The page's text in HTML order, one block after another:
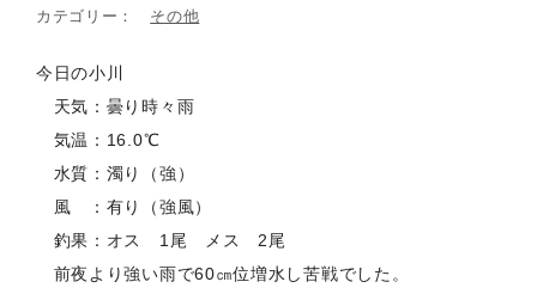
カテゴリー：
その他
今日の小川
天気：曇り時々雨
気温：16.0℃
水質：濁り（強）
風 ：有り（強風）
釣果：オス 1尾 メス 2尾
前夜より強い雨で60㎝位増水し苦戦でした。